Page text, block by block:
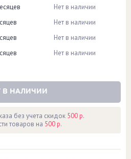
Нет в наличии
Нет в наличии
Нет в наличии
Нет в наличии
В НАЛИЧИИ
без учета скидок 500 р.
товаров на 500 р.